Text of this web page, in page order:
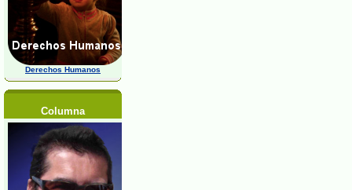
Derechos Humanos
Columna